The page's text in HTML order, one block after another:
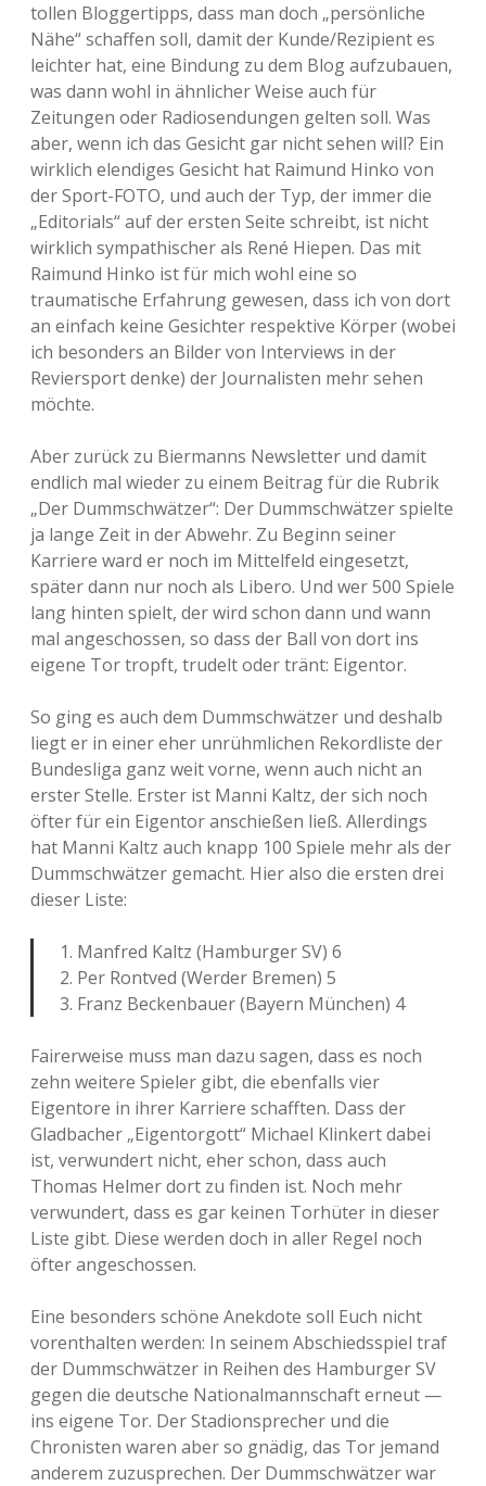
tollen Bloggertipps, dass man doch „persönliche
Nähe“ schaffen soll, damit der Kunde/Rezipient es
leichter hat, eine Bindung zu dem Blog aufzubauen,
was dann wohl in ähnlicher Weise auch für
Zeitungen oder Radiosendungen gelten soll. Was
aber, wenn ich das Gesicht gar nicht sehen will? Ein
wirklich elendiges Gesicht hat Raimund Hinko von
der Sport-FOTO, und auch der Typ, der immer die
„Editorials“ auf der ersten Seite schreibt, ist nicht
wirklich sympathischer als René Hiepen. Das mit
Raimund Hinko ist für mich wohl eine so
traumatische Erfahrung gewesen, dass ich von dort
an einfach keine Gesichter respektive Körper (wobei
ich besonders an Bilder von Interviews in der
Reviersport denke) der Journalisten mehr sehen
möchte.
Aber zurück zu Biermanns Newsletter und damit
endlich mal wieder zu einem Beitrag für die Rubrik
„Der Dummschwätzer“: Der Dummschwätzer spielte
ja lange Zeit in der Abwehr. Zu Beginn seiner
Karriere ward er noch im Mittelfeld eingesetzt,
später dann nur noch als Libero. Und wer 500 Spiele
lang hinten spielt, der wird schon dann und wann
mal angeschossen, so dass der Ball von dort ins
eigene Tor tropft, trudelt oder tränt: Eigentor.
So ging es auch dem Dummschwätzer und deshalb
liegt er in einer eher unrühmlichen Rekordliste der
Bundesliga ganz weit vorne, wenn auch nicht an
erster Stelle. Erster ist Manni Kaltz, der sich noch
öfter für ein Eigentor anschießen ließ. Allerdings
hat Manni Kaltz auch knapp 100 Spiele mehr als der
Dummschwätzer gemacht. Hier also die ersten drei
dieser Liste:
1. Manfred Kaltz (Hamburger SV) 6
2. Per Rontved (Werder Bremen) 5
3. Franz Beckenbauer (Bayern München) 4
Fairerweise muss man dazu sagen, dass es noch
zehn weitere Spieler gibt, die ebenfalls vier
Eigentore in ihrer Karriere schafften. Dass der
Gladbacher „Eigentorgott“ Michael Klinkert dabei
ist, verwundert nicht, eher schon, dass auch
Thomas Helmer dort zu finden ist. Noch mehr
verwundert, dass es gar keinen Torhüter in dieser
Liste gibt. Diese werden doch in aller Regel noch
öfter angeschossen.
Eine besonders schöne Anekdote soll Euch nicht
vorenthalten werden: In seinem Abschiedsspiel traf
der Dummschwätzer in Reihen des Hamburger SV
gegen die deutsche Nationalmannschaft erneut —
ins eigene Tor. Der Stadionsprecher und die
Chronisten waren aber so gnädig, das Tor jemand
anderem zuzusprechen. Der Dummschwätzer war